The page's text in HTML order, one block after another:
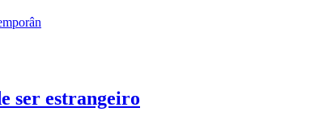
ser estrangeiro